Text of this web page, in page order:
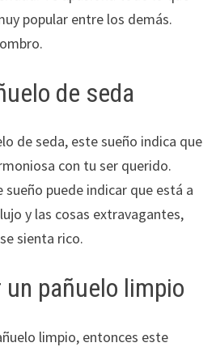
popular entre los demás.
de seda
de seda, este sueño indica que
con tu ser querido.
puede indicar que está a
y las cosas extravagantes,
sienta rico.
un pañuelo limpio
limpio, entonces este